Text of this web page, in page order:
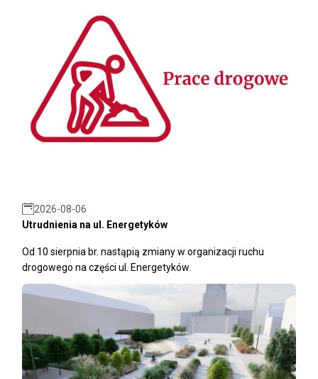
2026-08-06
Utrudnienia na ul. Energetyków
Od 10 sierpnia br. nastąpią zmiany w organizacji ruchu
drogowego na części ul. Energetyków.